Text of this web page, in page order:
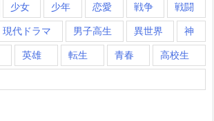
少女 少年 恋愛 戦争 戦闘
現代ドラマ 男子高生 異世界 神
英雄 転生 青春 高校生